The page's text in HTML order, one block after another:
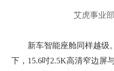
艾虎事业
新车智能座舱同样越级
下，15.6吋2.5K高清窄边屏